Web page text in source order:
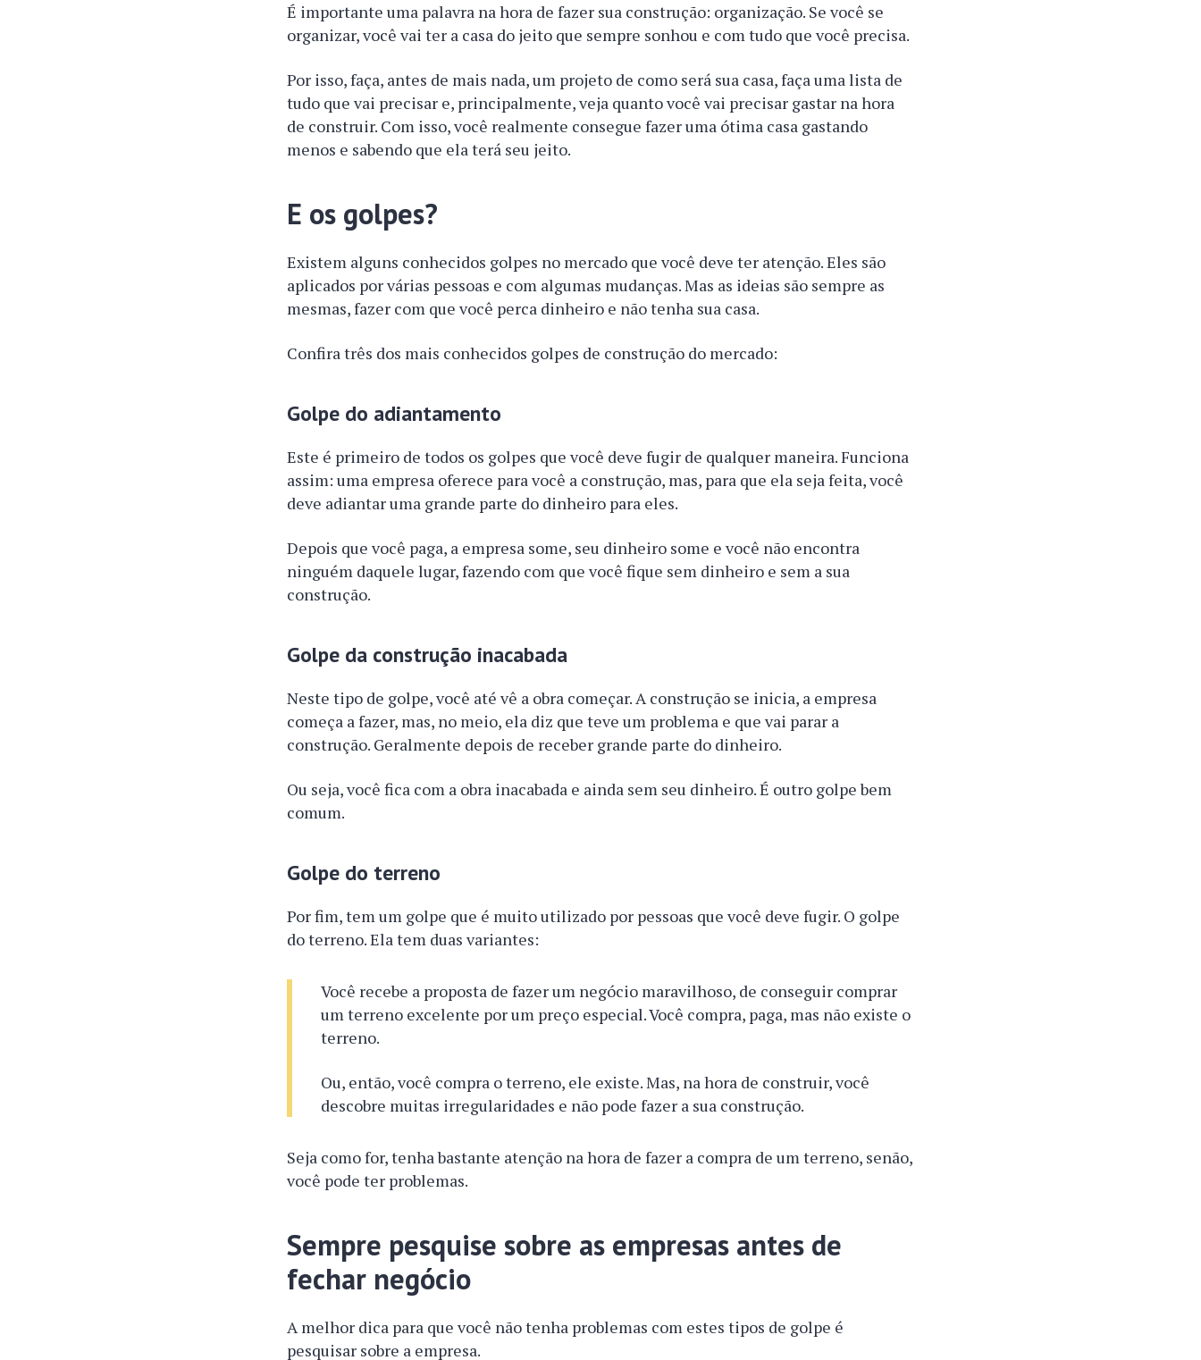
É importante uma palavra na hora de fazer sua construção: organização. Se você se
organizar, você vai ter a casa do jeito que sempre sonhou e com tudo que você precisa.
Por isso, faça, antes de mais nada, um projeto de como será sua casa, faça uma lista de
tudo que vai precisar e, principalmente, veja quanto você vai precisar gastar na hora
de construir. Com isso, você realmente consegue fazer uma ótima casa gastando
menos e sabendo que ela terá seu jeito.
E os golpes?
Existem alguns conhecidos golpes no mercado que você deve ter atenção. Eles são
aplicados por várias pessoas e com algumas mudanças. Mas as ideias são sempre as
mesmas, fazer com que você perca dinheiro e não tenha sua casa.
Confira três dos mais conhecidos golpes de construção do mercado:
Golpe do adiantamento
Este é primeiro de todos os golpes que você deve fugir de qualquer maneira. Funciona
assim: uma empresa oferece para você a construção, mas, para que ela seja feita, você
deve adiantar uma grande parte do dinheiro para eles.
Depois que você paga, a empresa some, seu dinheiro some e você não encontra
ninguém daquele lugar, fazendo com que você fique sem dinheiro e sem a sua
construção.
Golpe da construção inacabada
Neste tipo de golpe, você até vê a obra começar. A construção se inicia, a empresa
começa a fazer, mas, no meio, ela diz que teve um problema e que vai parar a
construção. Geralmente depois de receber grande parte do dinheiro.
Ou seja, você fica com a obra inacabada e ainda sem seu dinheiro. É outro golpe bem
comum.
Golpe do terreno
Por fim, tem um golpe que é muito utilizado por pessoas que você deve fugir. O golpe
do terreno. Ela tem duas variantes:
Você recebe a proposta de fazer um negócio maravilhoso, de conseguir comprar
um terreno excelente por um preço especial. Você compra, paga, mas não existe o
terreno.
Ou, então, você compra o terreno, ele existe. Mas, na hora de construir, você
descobre muitas irregularidades e não pode fazer a sua construção.
Seja como for, tenha bastante atenção na hora de fazer a compra de um terreno, senão,
você pode ter problemas.
Sempre pesquise sobre as empresas antes de
fechar negócio
A melhor dica para que você não tenha problemas com estes tipos de golpe é
pesquisar sobre a empresa.